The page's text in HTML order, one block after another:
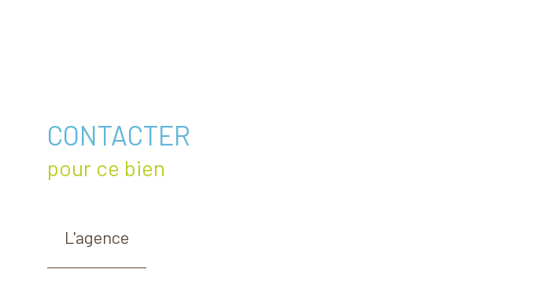
CONTACTER
pour ce bien
L'agence